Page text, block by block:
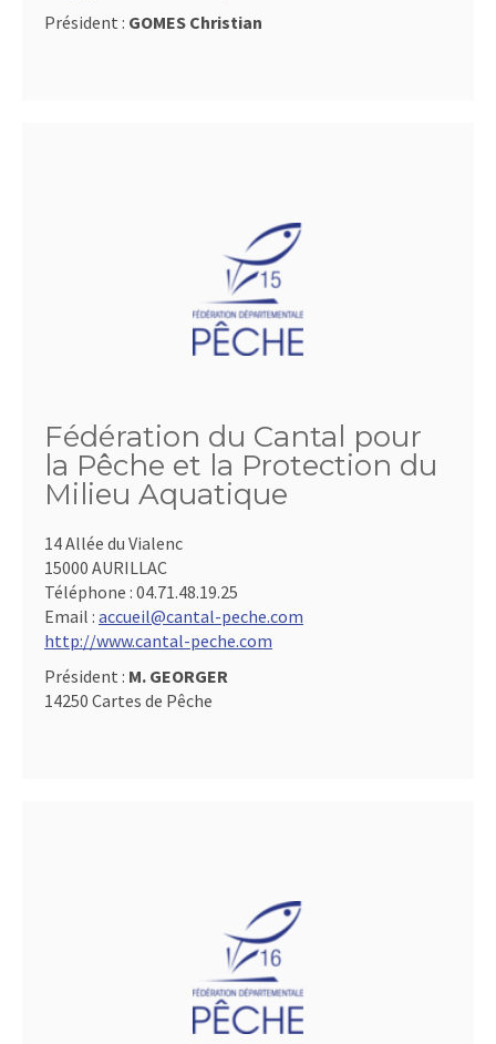
Président : GOMES Christian
Fédération du Cantal pour
la Pêche et la Protection du
Milieu Aquatique
14 Allée du Vialenc
15000 AURILLAC
Téléphone : 04.71.48.19.25
Email : accueil@cantal-peche.com
http://www.cantal-peche.com
Président : M. GEORGER
14250 Cartes de Pêche